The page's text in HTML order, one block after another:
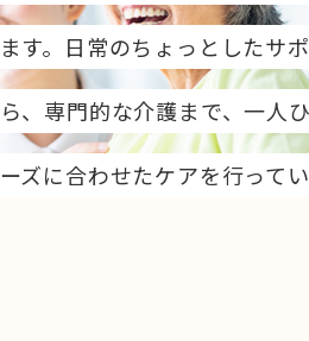
ます。日常のちょっとしたサ
ら、専門的な介護まで、一人
ーズに合わせたケアを行って